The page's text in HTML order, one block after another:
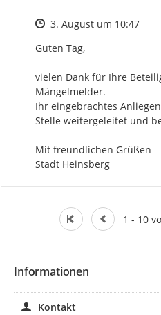
Zeitpunkt des Erstellens
3. August um 10:47
Guten Tag,
vielen Dank für Ihre
Mängelmelder.
Ihr eingebrachtes
Stelle weitergeleitet und
Mit freundlichen Grüßen
Stadt Heinsberg
1 - 10
Informationen
Kontakt